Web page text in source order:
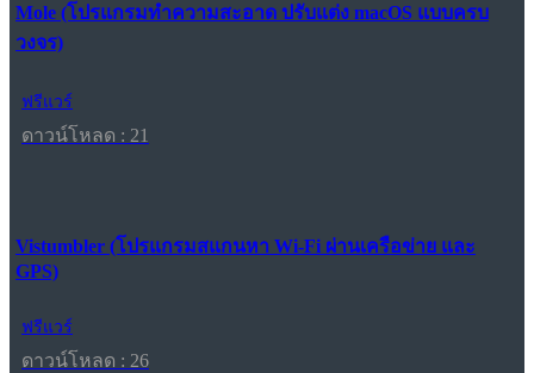
Mole (โปรแกรมทำความสะอาด ปรับแต่ง macOS แบบครบ
วงจร)
ฟรีแวร์
ดาวน์โหลด : 21
Vistumbler (โปรแกรมสแกนหา Wi-Fi ผ่านเครือข่าย และ
GPS)
ฟรีแวร์
ดาวน์โหลด : 26